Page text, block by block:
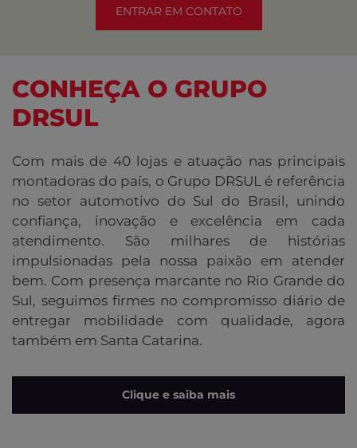
ENTRAR EM CONTATO
CONHEÇA O GRUPO
DRSUL
Com mais de 40 lojas e atuação nas principais
montadoras do país, o Grupo DRSUL é referência
no setor automotivo do Sul do Brasil, unindo
confiança, inovação e excelência em cada
atendimento. São milhares de histórias
impulsionadas pela nossa paixão em atender
bem. Com presença marcante no Rio Grande do
Sul, seguimos firmes no compromisso diário de
entregar mobilidade com qualidade, agora
também em Santa Catarina.
Clique e saiba mais